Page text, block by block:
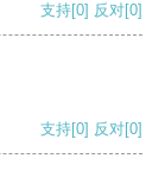
支持[0] 反对[0]
支持[0] 反对[0]